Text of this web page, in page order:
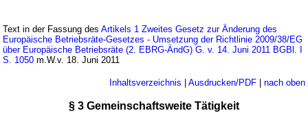
Text in der Fassung desArtikels 1 Zweites Gesetz zur Änderung des
Europäische Betriebsräte-Gesetzes - Umsetzung der Richtlinie 2009/38/EG
über Europäische Betriebsräte (2. EBRG-ÄndG) G. v. 14. Juni 2011 BGBl. I
S. 1050 m.W.v. 18. Juni 2011
Inhaltsverzeichnis Ausdrucken/PDF| nach oben
§ 3 Gemeinschaftsweite Tätigkeit